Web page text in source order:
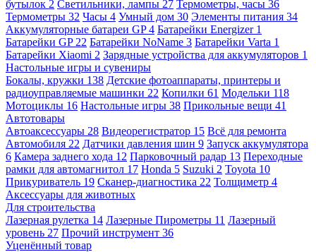
бутылок 2 Светильники, лампы 27 Термометры, часы 36
Термометры 32 Часы 4 Умный дом 30 Элементы питания 34
Аккумуляторные батареи GP4 Батарейки Energizer 1
Батарейки GP 22 Батарейки NoName 3 Батарейки Varta 1
Батарейки Xiaomi 2 Зарядные устройства для аккумуляторов 1
Настольные игры и сувениры
Бокалы, кружки 138 Детские фотоаппараты, принтеры и
радиоуправляемые машинки 22 Копилки 61 Модельки 118
Мотоциклы 16 Настольные игры 38 Прикольные вещи 41
Автотовары
Автоаксессуары 28 Видеорегистратор 15 Всё для ремонта
Автомобиля 22 Датчики давления шин 9 Запуск аккумулятора
6 Камера заднего хода 12 Парковочный радар 13 Переходные
рамки для автомагнитол 17 Honda 5 Suzuki 2 Toyota 10
Прикуриватель 19 Сканер-диагностика 22 Толщиметр 4
Аксессуары для животных
Для строительства
Лазерная рулетка 14 Лазерные Пирометры 11 Лазерный
уровень 27 Прочий инструмент 36
Уценённый товар